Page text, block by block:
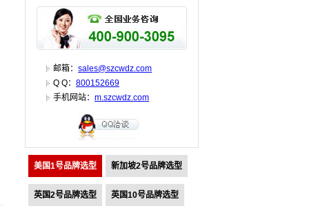
邮箱： sales@szcwdz.com
Q Q： 800152669
手机网站： m.szcwdz.com
美国1号品牌选型 新加坡2号品牌选型
英国2号品牌选型 英国10号品牌选型